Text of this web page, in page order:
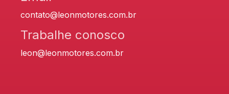
contato@leonmotores.com.br
Trabalhe conosco
leon@leonmotores.com.br